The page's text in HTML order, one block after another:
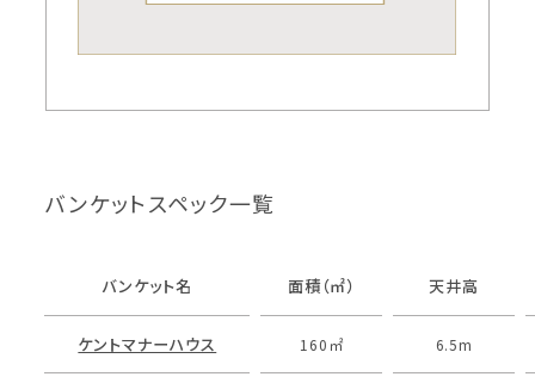
バンケットスペック一覧
バンケット名 面積（㎡） 天井高
ケントマナーハウス 160㎡ 6.5m